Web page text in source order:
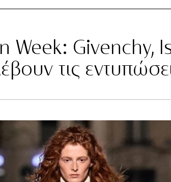
Week: Givenchy,
τις